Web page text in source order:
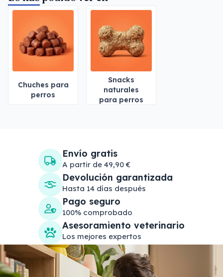
Chuches para
perros
Snacks
naturales
para perros
Envío gratis
A partir de 49,90 €
Devolución garantizada
Hasta 14 días después
Pago seguro
100% comprobado
Asesoramiento veterinario
Los mejores expertos